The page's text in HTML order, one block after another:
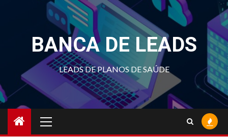
BANCA DE LEADS
LEADS DE PLANOS DE SAÚDE
Menu